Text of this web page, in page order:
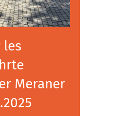
Meraner